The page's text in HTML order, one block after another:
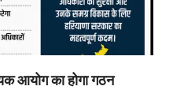
आयोग का होगा गठन